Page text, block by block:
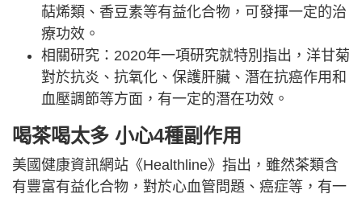
萜烯類、香豆素等有益化合物，可發揮一定的治
療功效。
相關研究：2020年一項研究就特別指出，洋甘菊
對於抗炎、抗氧化、保護肝臟、潛在抗癌作用和
血壓調節等方面，有一定的潛在功效。
喝茶喝太多 小心4種副作用
美國健康資訊網站《Healthline》指出，雖然茶類含
有豐富有益化合物，對於心血管問題、癌症等，有一